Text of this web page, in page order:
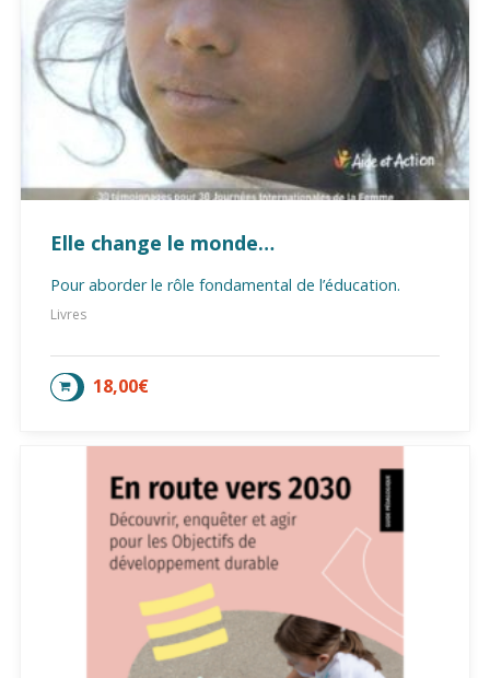
Elle change le monde…
Pour aborder le rôle fondamental de l’éducation.
Livres
18,00€
AJOUTER AU PANIER